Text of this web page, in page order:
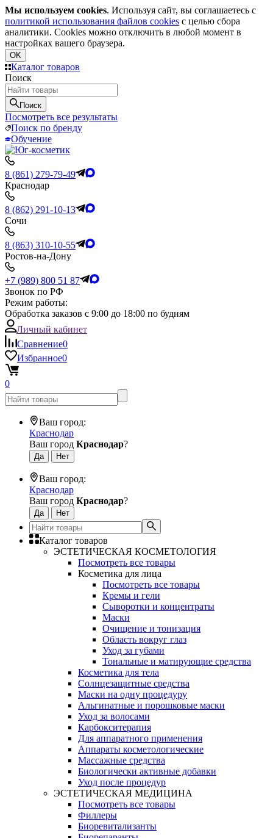
Мы используем cookies. Используя сайт, вы соглашаетесь с
политикой использования файлов cookies с целью сбора
аналитики. Cookies можно отключить в любой момент в
настройках вашего браузера.
OK
Каталог товаров
Поиск
Поиск
Посмотреть все результаты
Поиск по бренду
Обучение
8 (861) 279-79-49
Краснодар
8 (862) 291-10-13
Сочи
8 (863) 310-10-55
Ростов-на-Дону
+7 (989) 800 51 87
Звонок по РФ
Режим работы:
Обработка заказов с 9:00 до 18:00 по будням
Личный кабинет
Сравнение0
Избранное0
0
Ваш город:
Краснодар
Ваш город Краснодар?
Ваш город:
Краснодар
Ваш город Краснодар?
Каталог товаров
ЭСТЕТИЧЕСКАЯ КОСМЕТОЛОГИЯ
Посмотреть все товары
Косметика для лица
Посмотреть все товары
Кремы и гели
Сыворотки и концентраты
Маски
Очищение и тонизация
Область вокруг глаз
Уход за губами
Тональные и матирующие средства
Косметика для тела
Солнцезащитные средства
Маски на одну процедуру
Альгинатные и порошковые маски
Уход за волосами
Карбокситерапия
Для аппаратного применения
Аппараты косметологические
Массажные средства
Биологически активные добавки
Уход после процедур
ЭСТЕТИЧЕСКАЯ МЕДИЦИНА
Посмотреть все товары
Филлеры
Биоревитализанты